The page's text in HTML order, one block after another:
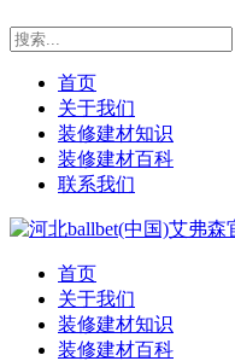
首页
关于我们
装修建材知识
装修建材百科
联系我们
首页
关于我们
装修建材知识
装修建材百科